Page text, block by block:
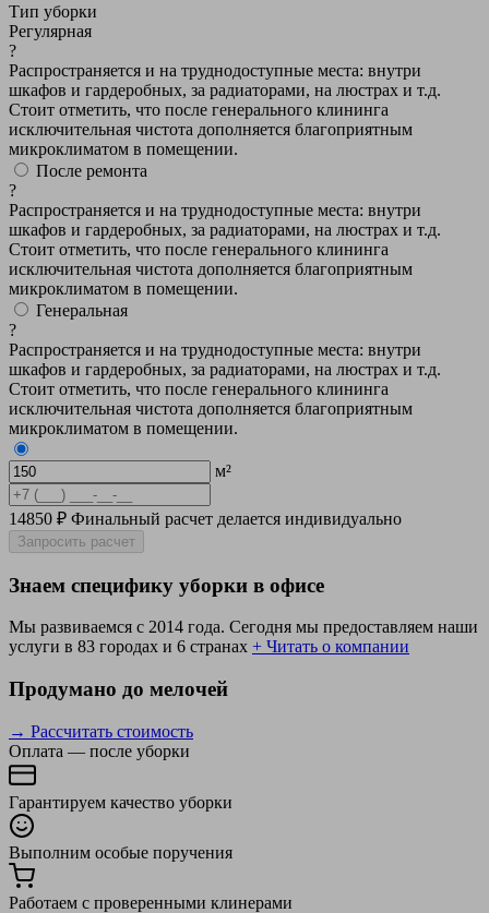
Тип уборки
Регулярная
?
Распространяется и на труднодоступные места: внутри
шкафов и гардеробных, за радиаторами, на люстрах и т.д.
Стоит отметить, что после генерального клининга
исключительная чистота дополняется благоприятным
микроклиматом в помещении.
После ремонта
?
Распространяется и на труднодоступные места: внутри
шкафов и гардеробных, за радиаторами, на люстрах и т.д.
Стоит отметить, что после генерального клининга
исключительная чистота дополняется благоприятным
микроклиматом в помещении.
Генеральная
?
Распространяется и на труднодоступные места: внутри
шкафов и гардеробных, за радиаторами, на люстрах и т.д.
Стоит отметить, что после генерального клининга
исключительная чистота дополняется благоприятным
микроклиматом в помещении.
м²
14850 ₽ Финальный расчет делается индивидуально
Запросить расчет
Знаем специфику уборки в офисе
Мы развиваемся с 2014 года. Сегодня мы предоставляем наши
услуги в 83 городах и 6 странах + Читать о компании
Продумано до мелочей
→ Рассчитать стоимость
Оплата — после уборки
Гарантируем качество уборки
Выполним особые поручения
Работаем с проверенными клинерами